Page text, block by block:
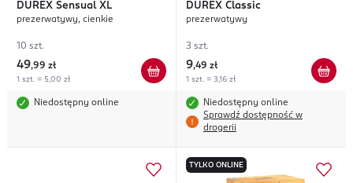
DUREX Sensual XL
prezerwatywy, cienkie
10 szt.
49,99 zł
1 szt. = 5,00 zł
Niedostępny online
DUREX Classic
prezerwatywy
3 szt.
9,49 zł
1 szt. = 3,16 zł
Niedostępny online
Sprawdź dostępność w
drogerii
TYLKO ONLINE